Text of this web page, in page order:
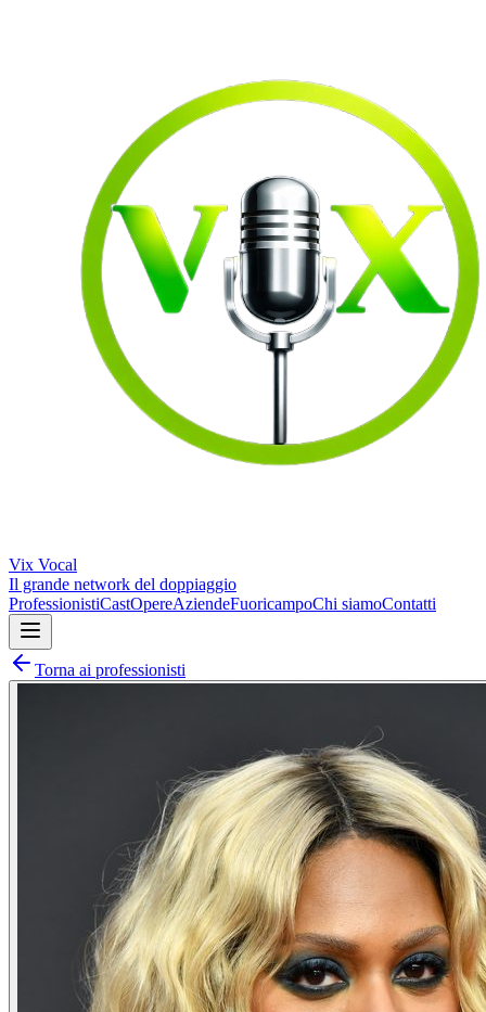
Vix Vocal
Il grande network del doppiaggio
ProfessionistiCastOpereAziendeFuoricampoChi siamoContatti
Torna ai professionisti